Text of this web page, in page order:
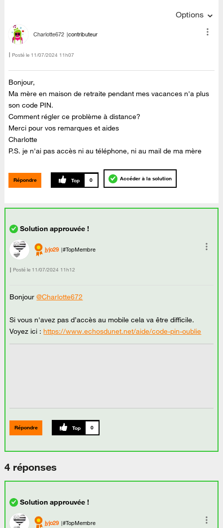
Options
Charlotte672 contributeur
Posté le ‎11/07/2024 11h07
Bonjour,
Ma mère en maison de retraite pendant mes vacances n'a plus
son code PIN.
Comment régler ce problème à distance?
Merci pour vos remarques et aides
Charlotte
P.S. je n'ai pas accès ni au téléphone, ni au mail de ma mère
Répondre 0 Accéder à la solution
jyjo29 #TopMembre
Posté le ‎11/07/2024 11h12
Bonjour@Charlotte672
Si vous n'avez pas d’accès au mobile cela va être difficile.
Voyez ici :https://www.echosdunet.net/aide/code-pin-oublie
Répondre 0
4 réponses
jyjo29 #TopMembre